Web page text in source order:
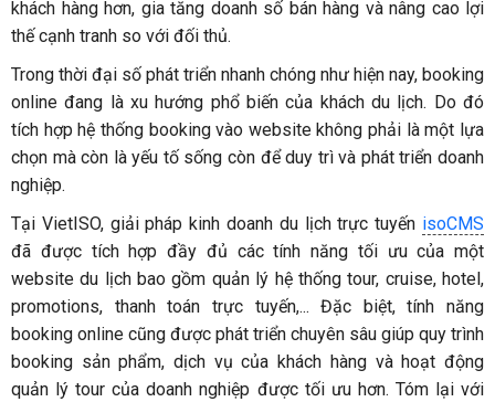
khách hàng hơn, gia tăng doanh số bán hàng và nâng cao lợi
thế cạnh tranh so với đối thủ.
Trong thời đại số phát triển nhanh chóng như hiện nay, booking
online đang là xu hướng phổ biến của khách du lịch. Do đó
tích hợp hệ thống booking vào website không phải là một lựa
chọn mà còn là yếu tố sống còn để duy trì và phát triển doanh
nghiệp.
Tại VietISO, giải pháp kinh doanh du lịch trực tuyến isoCMS
đã được tích hợp đầy đủ các tính năng tối ưu của một
website du lịch bao gồm quản lý hệ thống tour, cruise, hotel,
promotions, thanh toán trực tuyến,... Đặc biệt, tính năng
booking online cũng được phát triển chuyên sâu giúp quy trình
booking sản phẩm, dịch vụ của khách hàng và hoạt động
quản lý tour của doanh nghiệp được tối ưu hơn. Tóm lại với